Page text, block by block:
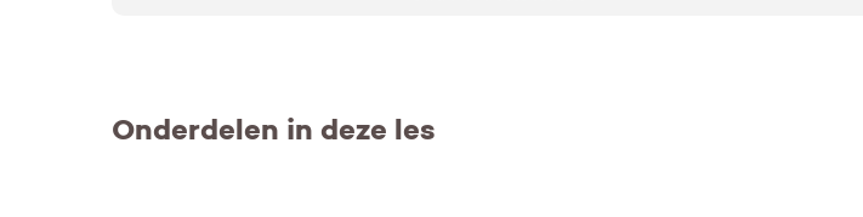
Onderdelen in deze les